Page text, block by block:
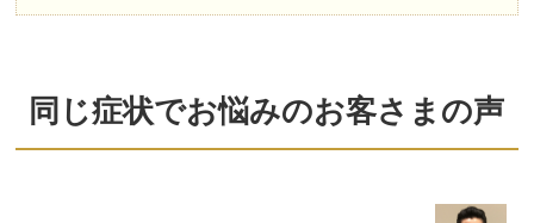
同じ症状でお悩みのお客さまの声